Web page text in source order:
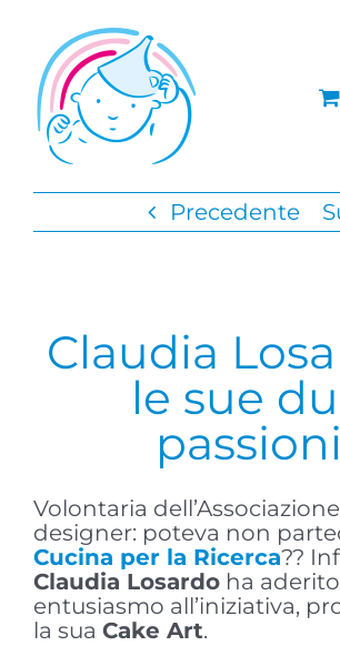
contenuto
Precedente
Claudia
le sue
passioni
Volontaria
designer: poteva non
Cucina per la Ricerca??
Claudia Losardo ha
entusiasmo all’iniziativa,
la sua Cake Art.